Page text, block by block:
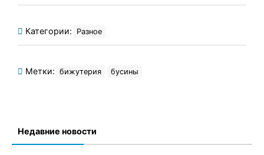
Категории: Разное
Метки: бижутерия бусины
Недавние новости